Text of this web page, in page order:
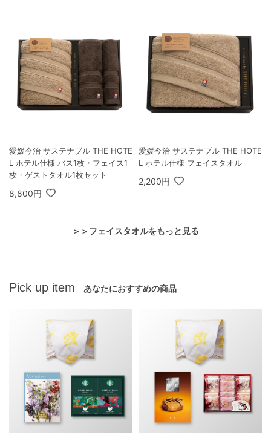
愛媛今治 サステナブル THE HOTE
L ホテル仕様 バス1枚・フェイス1
枚・ゲストタオル1枚セット
8,800円
愛媛今治 サステナブル THE HOTE
L ホテル仕様 フェイスタオル
2,200円
＞＞フェイスタオルをもっと見る
Pick up item あなたにおすすめの商品